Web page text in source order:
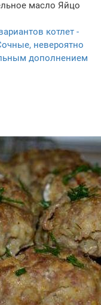
масло Яйцо
котлет -
невероятно
дополнением